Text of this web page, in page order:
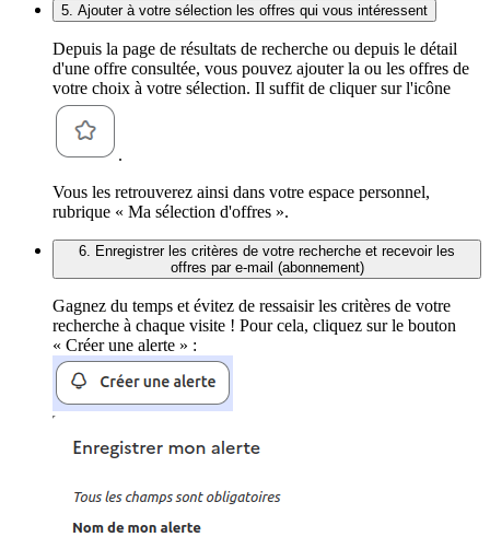
5. Ajouter à votre sélection les offres qui vous intéressent
Depuis la page de résultats de recherche ou depuis le détail
d'une offre consultée, vous pouvez ajouter la ou les offres de
votre choix à votre sélection. Il suffit de cliquer sur l'icône
.
Vous les retrouverez ainsi dans votre espace personnel,
rubrique « Ma sélection d'offres ».
6. Enregistrer les critères de votre recherche et recevoir les
offres par e-mail (abonnement)
Gagnez du temps et évitez de ressaisir les critères de votre
recherche à chaque visite ! Pour cela, cliquez sur le bouton
« Créer une alerte » :